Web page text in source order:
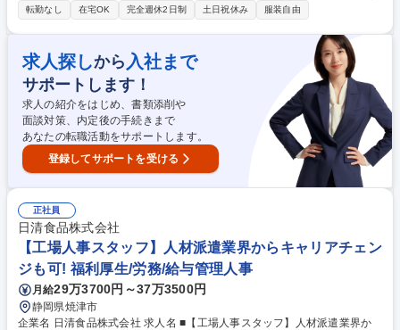
ト制作をお任せします。アートディレクターやディレクターとコミュニケ
ーションを取りつつ、 モノ創りをしていきます。あなたの絵柄や実績に応
じて最適なプロジェクトにアサインし、クリエイティブスキルを存分に発
揮していただけます。 募集職種 【イラストレーター】リモート相談可/土
日祝休み/ITスタートアップ企業
転勤なし
在宅OK 完全週休2日制 土日祝休み 服装自由
求人探しから 入社まで
サポートします！
求人の紹介をはじめ、書類添削や
面談対策、内定後の手続きまで
あなたの転職活動をサポートします。
登録してサポートを受ける
正社員
日清食品株式会社
【工場人事スタッフ】人材派遣業界からキャリアチェン
ジも可! 福利厚生/労務/給与管理人事
月給29万3700円～37万3500円
静岡県焼津市
企業名 日清食品株式会社 求人名 ■【工場人事スタッフ】人材派遣業界か